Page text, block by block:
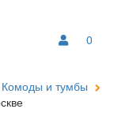
0
Комоды и тумбы